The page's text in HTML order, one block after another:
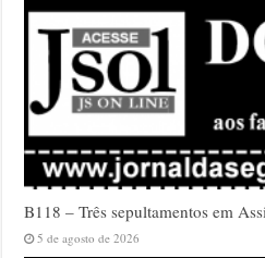
B118 – Três sepultamentos em
5 de agosto de 2026